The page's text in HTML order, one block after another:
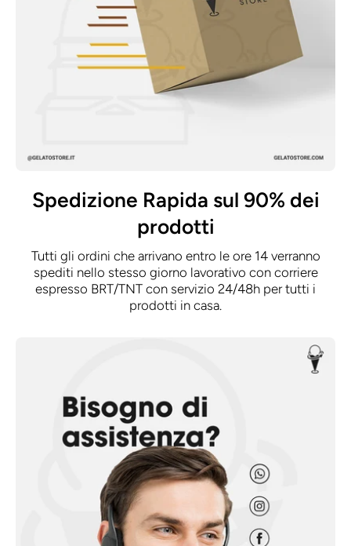
Spedizione Rapida sul 90% dei
prodotti
Tutti gli ordini che arrivano entro le ore 14 verranno
spediti nello stesso giorno lavorativo con corriere
espresso BRT/TNT con servizio 24/48h per tutti i
prodotti in casa.